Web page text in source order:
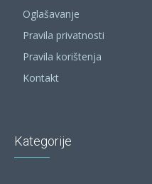
Oglašavanje
Pravila privatnosti
Pravila korištenja
Kontakt
Kategorije